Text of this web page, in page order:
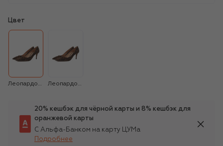
Цвет
Леопардовый Леопардовый
20% кешбэк для чёрной карты и 8% кешбэк для
оранжевой карты
С Альфа-Банком на карту ЦУМа
Подробнее